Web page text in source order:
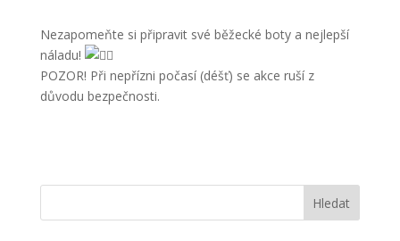
Nezapomeňte si připravit své běžecké boty a nejlepší
náladu!
POZOR! Při nepřízni počasí (déšť) se akce ruší z
důvodu bezpečnosti.